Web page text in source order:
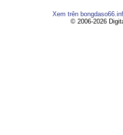
Xem trên
© 2006-2026